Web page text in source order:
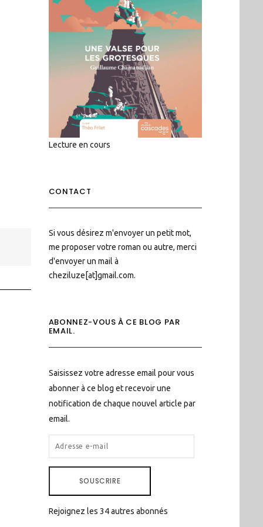
Lecture en cours
CONTACT
Si vous désirez m'envoyer un petit mot,
me proposer votre roman ou autre, merci
d'envoyer un mail à
cheziluze[at]gmail.com.
ABONNEZ-VOUS À CE BLOG PAR
EMAIL.
Saisissez votre adresse email pour vous
abonner à ce blog et recevoir une
notification de chaque nouvel article par
email.
ADRESSE
E-
SOUSCRIRE
Rejoignez les 34 autres abonnés